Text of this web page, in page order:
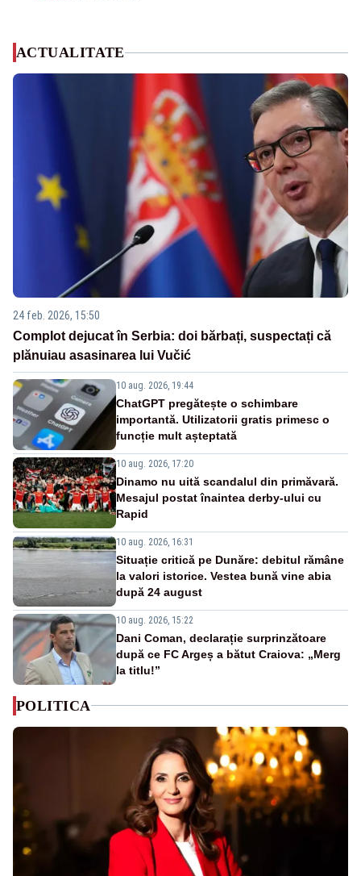
ACTUALITATE
24 feb. 2026, 15:50
Complot dejucat în Serbia: doi bărbați, suspectați că
plănuiau asasinarea lui Vučić
10 aug. 2026, 19:44
ChatGPT pregătește o schimbare
importantă. Utilizatorii gratis primesc o
funcție mult așteptată
10 aug. 2026, 17:20
Dinamo nu uită scandalul din primăvară.
Mesajul postat înaintea derby-ului cu
Rapid
10 aug. 2026, 16:31
Situație critică pe Dunăre: debitul rămâne
la valori istorice. Vestea bună vine abia
după 24 august
10 aug. 2026, 15:22
Dani Coman, declarație surprinzătoare
după ce FC Argeș a bătut Craiova: „Merg
la titlu!”
POLITICA